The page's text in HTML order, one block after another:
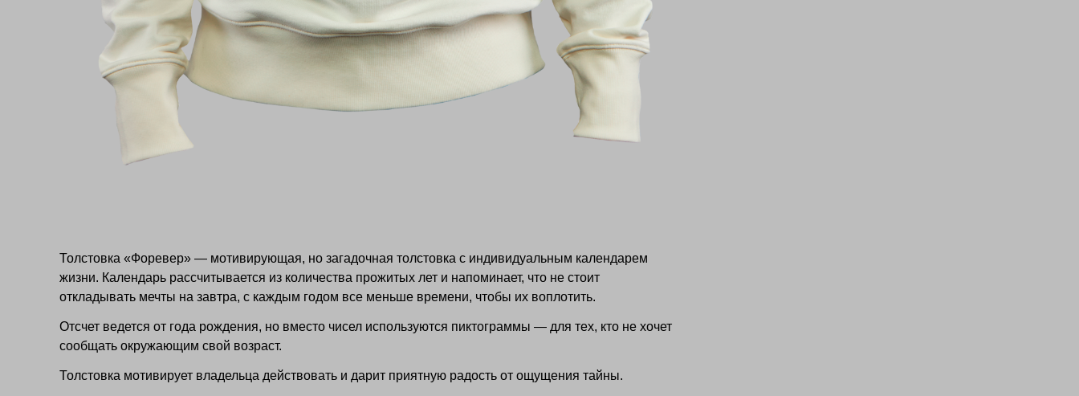
Толстовка «Форевер» — мотивирующая, но загадочная толстовка с индивидуальным календарем
жизни. Календарь рассчитывается из количества прожитых лет и напоминает, что не стоит
откладывать мечты на завтра, с каждым годом все меньше времени, чтобы их воплотить.
Отсчет ведется от года рождения, но вместо чисел используются пиктограммы — для тех, кто не хочет
сообщать окружающим свой возраст.
Толстовка мотивирует владельца действовать и дарит приятную радость от ощущения тайны.